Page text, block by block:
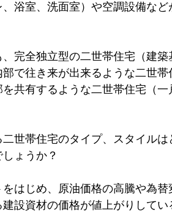
浴室、洗面室）や空調設備な
完全独立型の二世帯住宅（建築
で往き来が出来るような二世帯
共有するような二世帯住宅（
世帯住宅のタイプ、スタイル
ょうか？
はじめ、原油価格の高騰や為替
設資材の価格が値上がりしてい